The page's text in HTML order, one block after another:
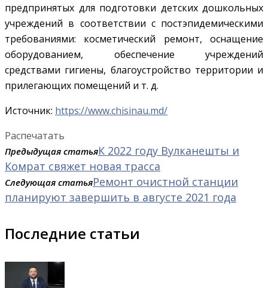
предпринятых для подготовки детских дошкольных
учреждений в соответствии с постэпидемическими
требованиями: косметический ремонт, оснащение
оборудованием, обеспечение учреждений
средствами гигиены, благоустройство территории и
прилегающих помещений и т. д.
Источник: https://www.chisinau.md/
Распечатать
Предыдущая статьяК 2022 году Вулканешты и
Комрат свяжет новая трасса
Следующая статьяРемонт очистной станции
планируют завершить в августе 2021 года
Последние статьи